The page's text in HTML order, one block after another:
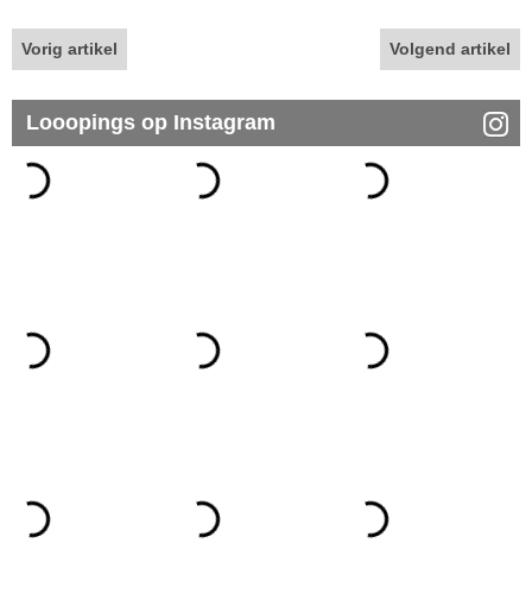
Vorig artikel Volgend artikel
Looopings op Instagram